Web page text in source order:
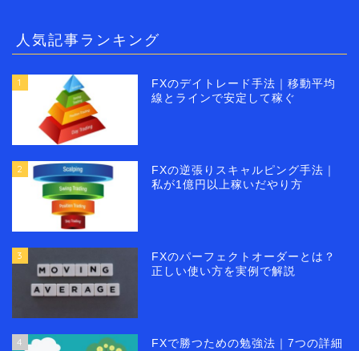
人気記事ランキング
1
FXのデイトレード手法｜移動平均
線とラインで安定して稼ぐ
2
FXの逆張りスキャルピング手法｜
私が1億円以上稼いだやり方
3
FXのパーフェクトオーダーとは？
正しい使い方を実例で解説
4
FXで勝つための勉強法｜7つの詳細